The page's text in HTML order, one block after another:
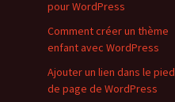
pour WordPress
Comment créer un thème
enfant avec WordPress
Ajouter un lien dans le pied
de page de WordPress